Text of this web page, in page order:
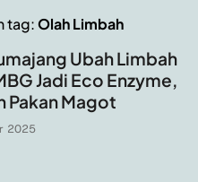
tag:Olah Limbah
Ubah Limbah
Jadi Eco Enzyme,
Pakan Magot
2025